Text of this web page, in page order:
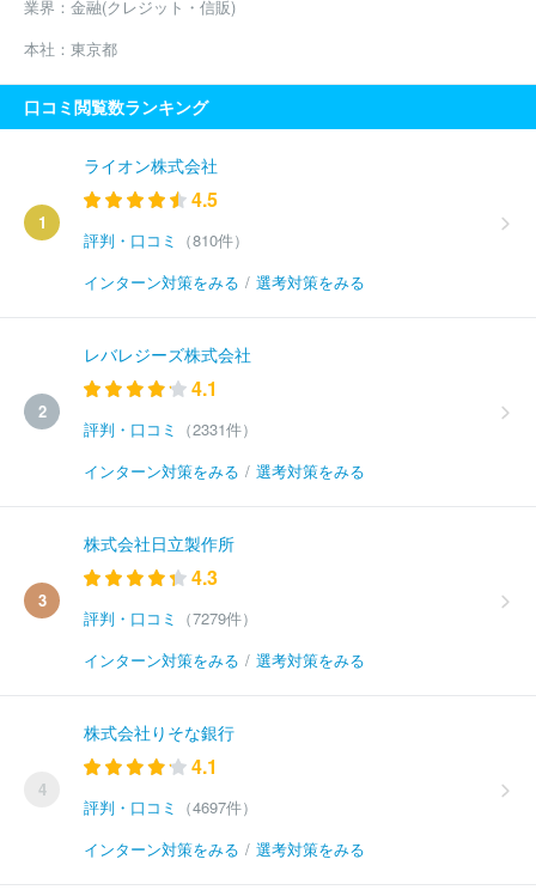
業界： 金融(クレジット・信販)
本社： 東京都
口コミ閲覧数ランキング
1
ライオン株式会社
4.5
評判・口コミ
（810件）
インターン対策をみる / 選考対策をみる
2
レバレジーズ株式会社
4.1
評判・口コミ
（2331件）
インターン対策をみる / 選考対策をみる
3
株式会社日立製作所
4.3
評判・口コミ
（7279件）
インターン対策をみる / 選考対策をみる
4
株式会社りそな銀行
4.1
評判・口コミ
（4697件）
インターン対策をみる / 選考対策をみる